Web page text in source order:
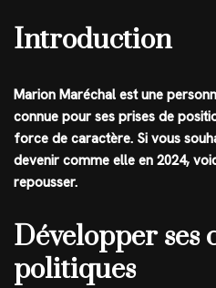
Introduction
Marion Maréchal est une
connue pour ses prises de
force de caractère. Si vous
devenir comme elle en 2024,
repousser.
Développer ses
politiques